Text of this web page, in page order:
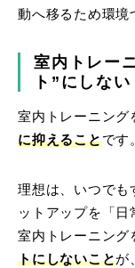
動へ移るため環境
室内トレー
ト”にしない
室内トレーニング
に抑えることです
理想は、いつでも
ットアップを「日
室内トレーニング
トにしないことが